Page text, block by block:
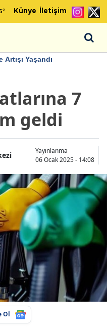
° Künye İletişim
Yaşandı
7
geldi
Yayınlanma
06 Ocak 2025 - 14:08
Ol